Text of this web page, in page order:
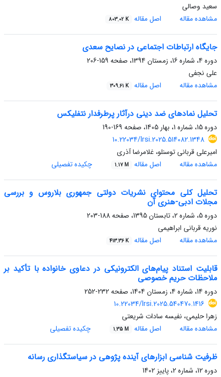
سعید وصالی
مشاهده مقاله
اصل مقاله 803.02 K
جایگاه ارتباطات اجتماعی در نصایح سعدی
دوره 4، شماره 16، زمستان 1394، صفحه
159-206
علی نجفی
مشاهده مقاله
اصل مقاله 309.61 K
تحلیل نمادهای ضد دینی درآثار پرطرفدار نتفلیکس
دوره 15، شماره 1، بهار 1405، صفحه
169-190
10.22034/lrsi.2025.514082.1348
امیرعلی قربانی توسنلو، غلامرضا آذری
مشاهده مقاله
اصل مقاله 1.17 M چکیده تفصیلی
تحلیل کلی محتوای نشریات دولتی جمهوری بلاروس و بررسی
مجلات ادبی-هنری آن
دوره 5، شماره 2، تابستان 1395، صفحه
188-203
نوریه قربانی ابراهیمی
مشاهده مقاله
اصل مقاله 413.36 K
قابلیت استناد پیام‌های الکترونیکی در دعاوی خانواده با تأکید بر
ملاحظات حریم خصوصی
دوره 14، شماره 4، زمستان 1404، صفحه
232-252
10.22034/lrsi.2025.540470.1416
زهرا حلیمی، نفیسه سادات شریعتی
مشاهده مقاله
اصل مقاله 1.35 M چکیده تفصیلی
ظرفیت شناسی ابزارهای آینده پژوهی در سیاستگذاری رسانه
دوره 12، شماره 2، پاییز 1402